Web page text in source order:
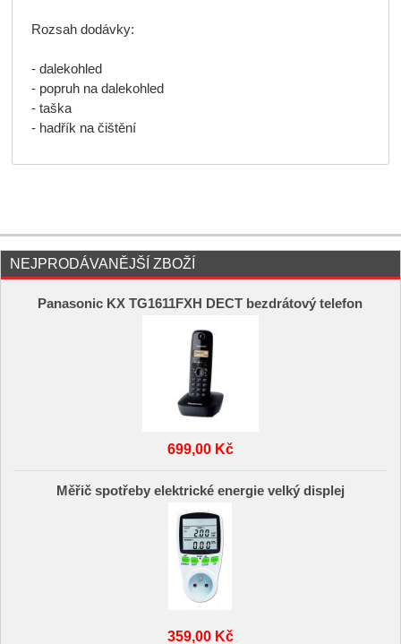
Rozsah dodávky:
- dalekohled
- popruh na dalekohled
- taška
- hadřík na čištění
NEJPRODÁVANĚJŠÍ ZBOŽÍ
Panasonic KX TG1611FXH DECT bezdrátový telefon
699,00 Kč
Měřič spotřeby elektrické energie velký displej
359,00 Kč